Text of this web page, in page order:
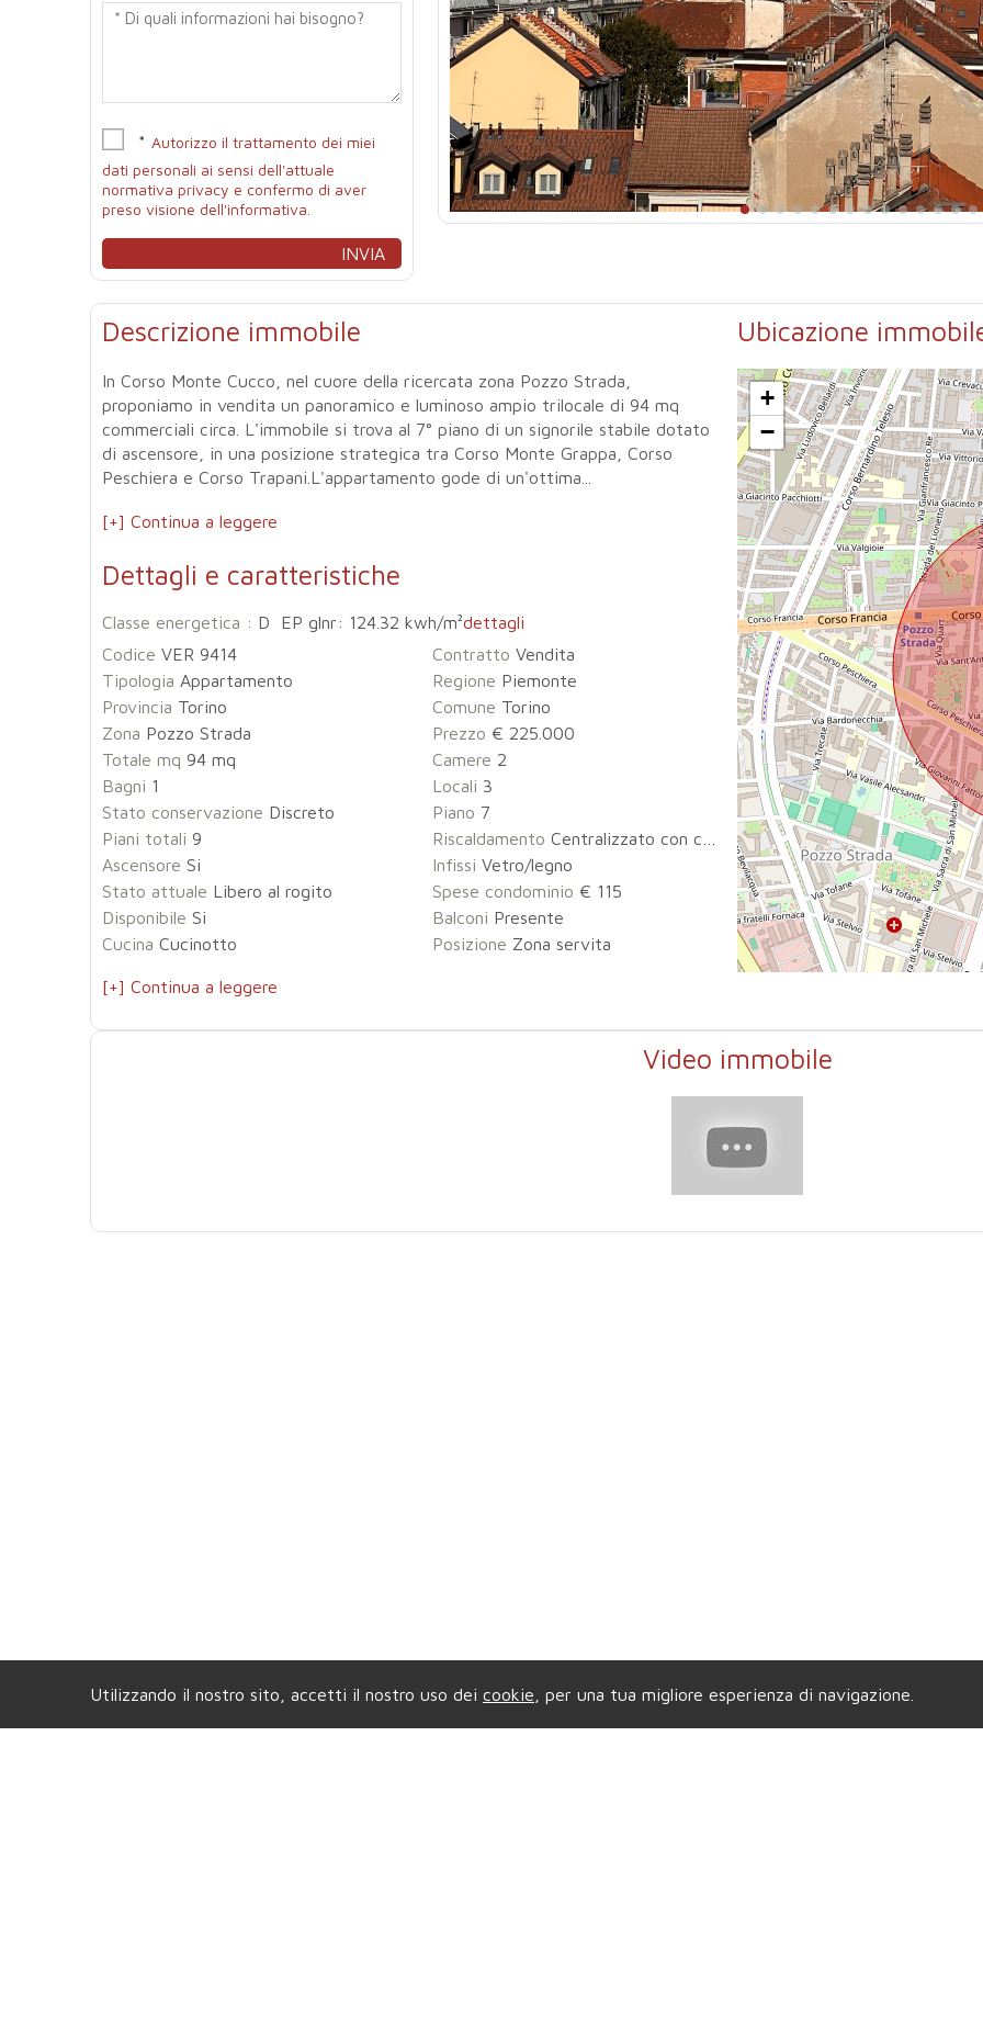
* Autorizzo il trattamento dei miei
dati personali ai sensi dell'attuale
normativa privacy e confermo di aver
preso visione dell'informativa.
Descrizione immobile
In Corso Monte Cucco, nel cuore della ricercata zona Pozzo Strada,
proponiamo in vendita un panoramico e luminoso ampio trilocale di 94 mq
commerciali circa. L'immobile si trova al 7° piano di un signorile stabile dotato
di ascensore, in una posizione strategica tra Corso Monte Grappa, Corso
Peschiera e Corso Trapani.L'appartamento gode di un'ottima...
[+] Continua a leggere
Dettagli e caratteristiche
Classe energetica : D EP glnr: 124.32 kwh/m²dettagli
Codice VER 9414 Contratto Vendita
Tipologia Appartamento Regione Piemonte
Provincia Torino Comune Torino
Zona Pozzo Strada Prezzo € 225.000
Totale mq 94 mq Camere 2
Bagni 1 Locali 3
Stato conservazione Discreto Piano 7
Piani totali 9 Riscaldamento Centralizzato con contabilizzatore di calore
Ascensore Si Infissi Vetro/legno
Stato attuale Libero al rogito Spese condominio € 115
Disponibile Si Balconi Presente
Cucina Cucinotto Posizione Zona servita
[+] Continua a leggere
Ubicazione
+
−
Video immobile
Utilizzando il nostro sito, accetti il nostro uso dei cookie , per una tua migliore esperienza di navigazione.